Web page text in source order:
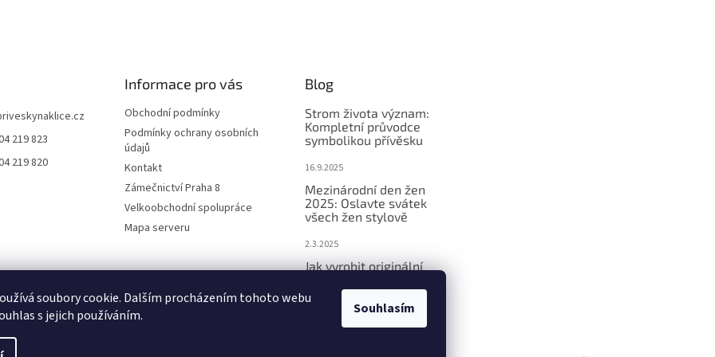
soubory cookie. Dalším procházením tohoto webu
s jejich používáním.
Souhlasím
219 823
219 820
Informace pro vás
Obchodní podmínky
Podmínky ochrany osobních
údajů
Kontakt
Zámečnictví Praha 8
Velkoobchodní spolupráce
Mapa serveru
Blog
Strom života význam:
Kompletní průvodce
symbolikou přívěsku
16.9.2025
Mezinárodní den žen
2025: Oslavte svátek
všech žen stylově
2.3.2025
Jak vyrobit originální